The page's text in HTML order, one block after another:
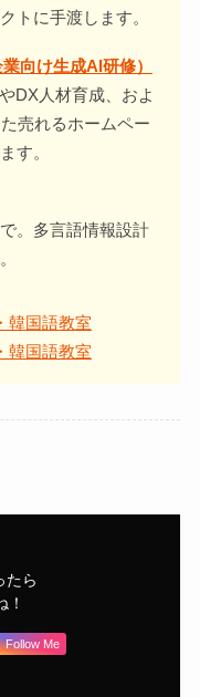
トに手渡します。
向け生成AI研修）
DX人材育成、およ
売れるホームペー
す。
。多言語情報設計
韓国語教室
韓国語教室
たら
！
Follow Me